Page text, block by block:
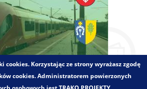
cookies. Korzystając ze strony wyrażasz zgodę
cookies. Administratorem powierzonych